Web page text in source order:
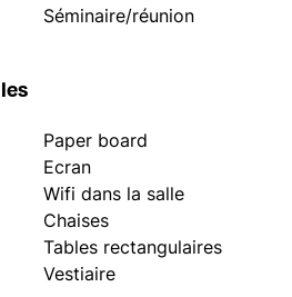
Séminaire/réunion
Paper board
Ecran
Wifi dans la salle
Chaises
Tables rectangulaires
Vestiaire